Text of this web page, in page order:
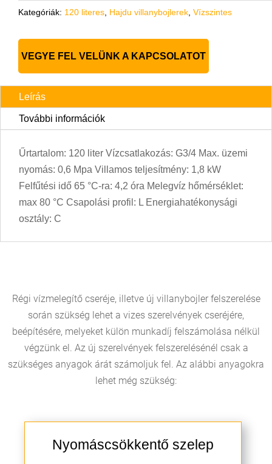
Kategóriák: 120 literes Hajdu villanybojlerek Vízszintes
VEGYE FEL VELÜNK A KAPCSOLATOT
Leírás
További információk
Űrtartalom: 120 liter Vízcsatlakozás: G3/4 Max. üzemi
nyomás: 0,6 Mpa Villamos teljesítmény: 1,8 kW
Felfűtési idő 65 °C-ra: 4,2 óra Melegvíz hőmérséklet:
max 80 °C Csapolási profil: L Energiahatékonysági
osztály: C
Régi vízmelegítő cseréje, illetve új villanybojler felszerelése
során szükség lehet a vizes szerelvények cseréjére,
beépítésére, melyeket külön munkadíj felszámolása nélkül
végzünk el. Az új szerelvények felszerelésénél csak a
szükséges anyagok árát számoljuk fel. Az alábbi anyagokra
lehet még szükség:
Nyomáscsökkentő szelep